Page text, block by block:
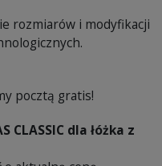
rozmiarów i modyfikacji
pocztą gratis!
CLASSIC dla łóżka z